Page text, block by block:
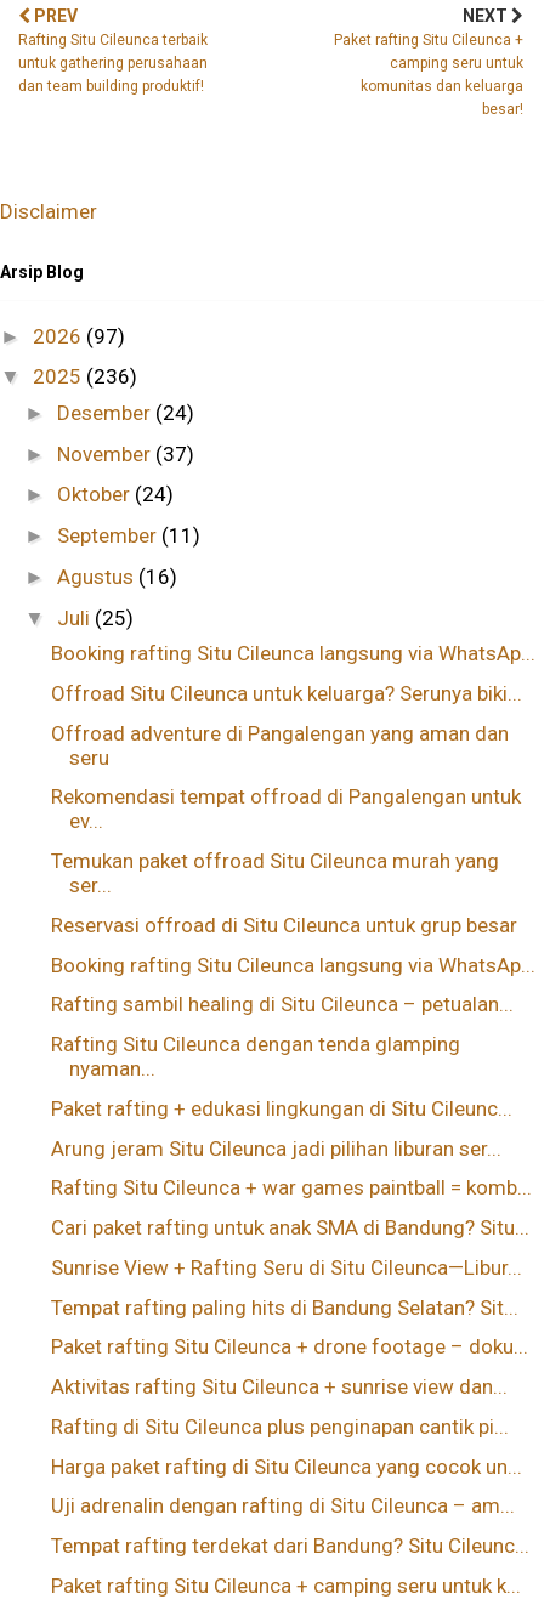
PREV
Rafting Situ Cileunca terbaik
untuk gathering perusahaan
dan team building produktif!
NEXT
Paket rafting Situ Cileunca +
camping seru untuk
komunitas dan keluarga
besar!
Disclaimer
Arsip Blog
► 2026 (97)
▼ 2025 (236)
► Desember (24)
► November (37)
► Oktober (24)
► September (11)
►Agustus (16)
▼ Juli (25)
Booking rafting Situ Cileunca langsung via WhatsAp...
Offroad Situ Cileunca untuk keluarga? Serunya biki...
Offroad adventure di Pangalengan yang aman dan
seru
Rekomendasi tempat offroad di Pangalengan untuk
ev...
Temukan paket offroad Situ Cileunca murah yang
ser...
Reservasi offroad di Situ Cileunca untuk grup besar
Booking rafting Situ Cileunca langsung via WhatsAp...
Rafting sambil healing di Situ Cileunca – petualan...
Rafting Situ Cileunca dengan tenda glamping
nyaman...
Paket rafting + edukasi lingkungan di Situ Cileunc...
Arung jeram Situ Cileunca jadi pilihan liburan ser...
Rafting Situ Cileunca + war games paintball = komb...
Cari paket rafting untuk anak SMA di Bandung? Situ...
Sunrise View + Rafting Seru di Situ Cileunca—Libur...
Tempat rafting paling hits di Bandung Selatan? Sit...
Paket rafting Situ Cileunca + drone footage – doku...
Aktivitas rafting Situ Cileunca + sunrise view dan...
Rafting di Situ Cileunca plus penginapan cantik pi...
Harga paket rafting di Situ Cileunca yang cocok un...
Uji adrenalin dengan rafting di Situ Cileunca – am...
Tempat rafting terdekat dari Bandung? Situ Cileunc...
Paket rafting Situ Cileunca + camping seru untuk k...